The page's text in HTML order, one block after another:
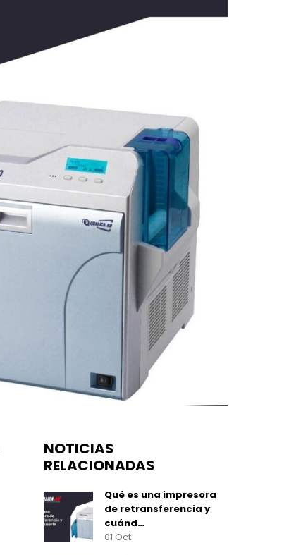
NOTICIAS
RELACIONADAS
Qué es una impresora
de retransferencia y
cuánd…
01 Oct